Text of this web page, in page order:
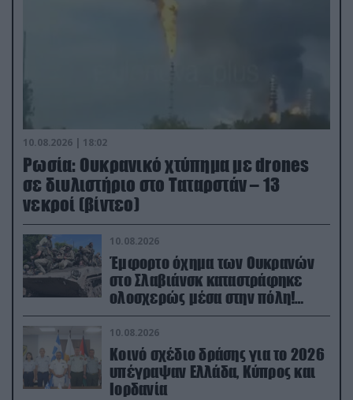
10.08.2026 | 18:02
Ρωσία: Ουκρανικό χτύπημα με drones
σε διυλιστήριο στο Ταταρστάν – 13
νεκροί (βίντεο)
10.08.2026
Έμφορτο όχημα των Ουκρανών
στο Σλαβιάνσκ καταστράφηκε
ολοσχερώς μέσα στην πόλη!
(βίντεο)
10.08.2026
Κοινό σχέδιο δράσης για το 2026
υπέγραψαν Ελλάδα, Κύπρος και
Ιορδανία